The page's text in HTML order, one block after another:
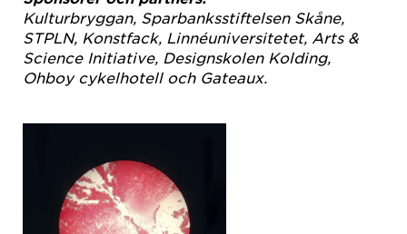
Kulturbryggan, Sparbanksstiftelsen Skåne,
STPLN, Konstfack, Linnéuniversitetet, Arts &
Science Initiative, Designskolen Kolding,
Ohboy cykelhotell och Gateaux.